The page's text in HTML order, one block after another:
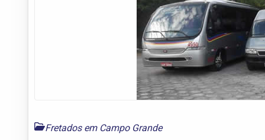
Fretados em Campo Grande